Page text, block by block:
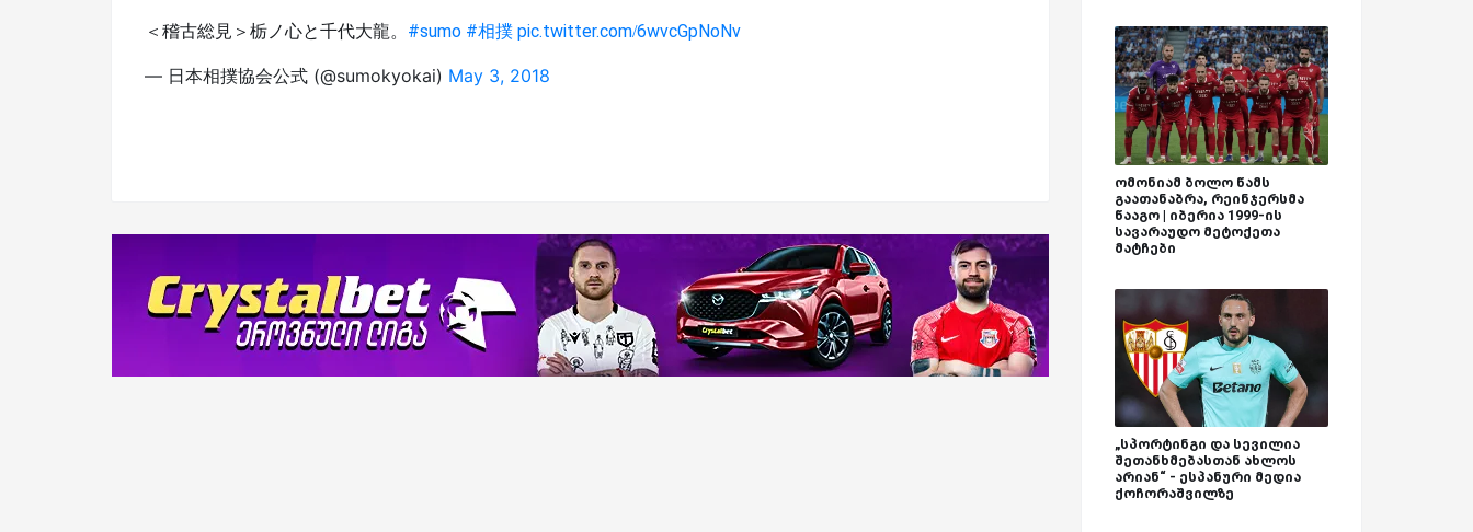
＜稽古総見＞栃ノ心と千代大龍。 #sumo #相撲 pic.twitter.com/6wvcGpNoNv
— 日本相撲協会公式 (@sumokyokai) May 3, 2018
ომონიამ ბოლო წამს
გაათანაბრა, რეინჯერსმა
წააგო | იბერია 1999-ის
სავარაუდო მეტოქეთა
მატჩები
„სპორტინგი და სევილია
შეთანხმებასთან ახლოს
არიან“ - ესპანური მედია
ქოჩორაშვილზე